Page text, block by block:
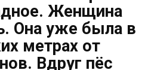
Женщина
Она уже была в
метрах от
Вдруг пёс